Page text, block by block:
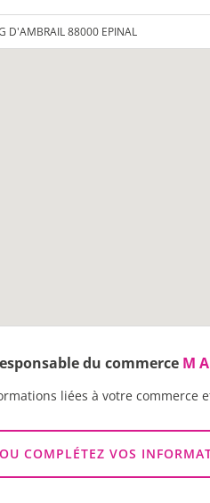
D'AMBRAIL 88000 EPINAL
du commerce M
liées à votre
COMPLÉTEZ VOS